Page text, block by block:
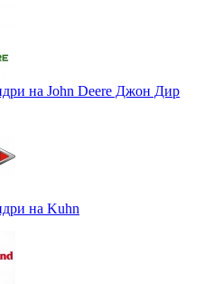
на John Deere Джон Дир
на Kuhn